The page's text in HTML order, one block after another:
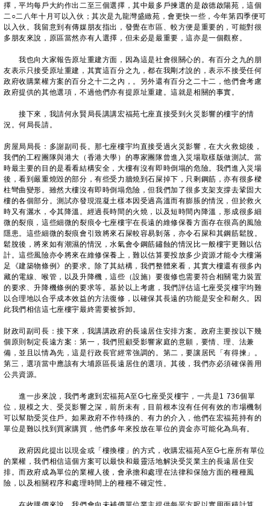
擇，平均每戶大約作出二至三個選擇，其中最多戶揀選的是啟德啟陽苑，這個
二○二八年十月可以入伙；其次是九龍灣盛緻苑，會更快一些，今年第四季便可
以入伙。我留意到有傳媒朋友指出，發覺在市區、較方便是重要的，可能對很
多朋友來說，原區當然亦有人選擇，但未必是最重要，這亦是一個觀察。
我也向大家報告原址重建方面，因為這是社會很關心的。有百分之九的朋
友表示只接受原址重建，其實這百分之九，都在我剛才說的，表示不接受任何
政府收購業權方案的百分之十二之內，。另外還有百分之二十二，他們會考慮
政府提供的其他選項，不過他們亦有提原址重建。這就是相關的事實。
接下來，我請何永賢局長講講宏福苑七座直接受到火災影響的樓宇的情
況。何局長請。
房屋局局長：多謝副司長。那七座樓宇均直接受過火災影響，在大火救熄後，
我們的工程團隊與港大（香港大學）的專家團隊曾進入災場取樣版做測試。當
時最主要的目的是看看結構安全，大樓有沒有即時倒塌的危險。我們進入災場
後，看到嚴重燒毀的部分，有些受力牆燒到石屎掉下，只剩鋼筋，亦有很多樑
柱彎曲變形。雖然大樓沒有即時倒塌危險，但我們加了很多支架支撐去鞏固大
樓的各個部分。測試亦發現混凝土樣本因受過高溫而有膨脹的情況，但於救火
時又有灑水，令其降溫。經過長時間的火燒，以及短時間內降溫，形成很多細
微的裂痕，這些細微的裂痕令七座樓宇在長遠的維修保養方面存在很高的風險
隱患。這些細微的裂痕會引致將來石屎較容易剝落，亦令石屎和其鋼筋鬆脫。
鬆脫後，將來如有潮濕的情況，水氣會令鋼筋鏽蝕的情況比一般樓宇更難以估
計。這些風險亦令將來在維修保養上，難以估算要投放多少資源才能令大樓滿
足《建築物條例》的要求。除了其結構，我們整體來看，其實大樓還有很多內
藏的電線、喉管，以及升降機，這些（設施）要復修也需要符合相關電力裝置
的要求、升降機條例的要求等。基於以上考慮，我們評估這七座受災樓宇均難
以合理地以合乎成本效益的方法復修，以確保其長遠的功能是安全和耐久。因
此我們相信這七座樓宇最終需要被拆卸。
財政司副司長：接下來，我講講政府的長遠居住安排方案。政府主要按以下幾
個原則制定長遠方案：第一，我們照顧受影響家庭的意願，要情、理、法兼
備，並且以情為先，這是行政長官經常強調的。第二，要讓居民「有得揀」。
第三，選項當中應該有大埔原區長遠居住的選項。其後，我們亦必須確保善用
公共資源。
進一步來說，我們考慮到宏福苑A至G七座受災樓宇，一共是1 736個單
位，規模之大、受災影響之深，前所未有，目前根本沒有任何有效的市場機制
可以幫助受災住戶。如果政府不作特殊的、有力的介入，他們在宏福苑持有的
單位是難以找到買家購買，他們多年來投放在單位的資金亦可能化為烏有。
政府因此提出以現金或「樓換樓」的方式，收購宏福苑A至G七座所有單位
的業權，我們相信這個方案可以最快和最靈活地解決受災業主的長遠居住安
排。而政府成為單位的業權人後，會承擔和處理在法律和保險方面的種種風
險，以及相關程序和處理時間上的種種不確定性。